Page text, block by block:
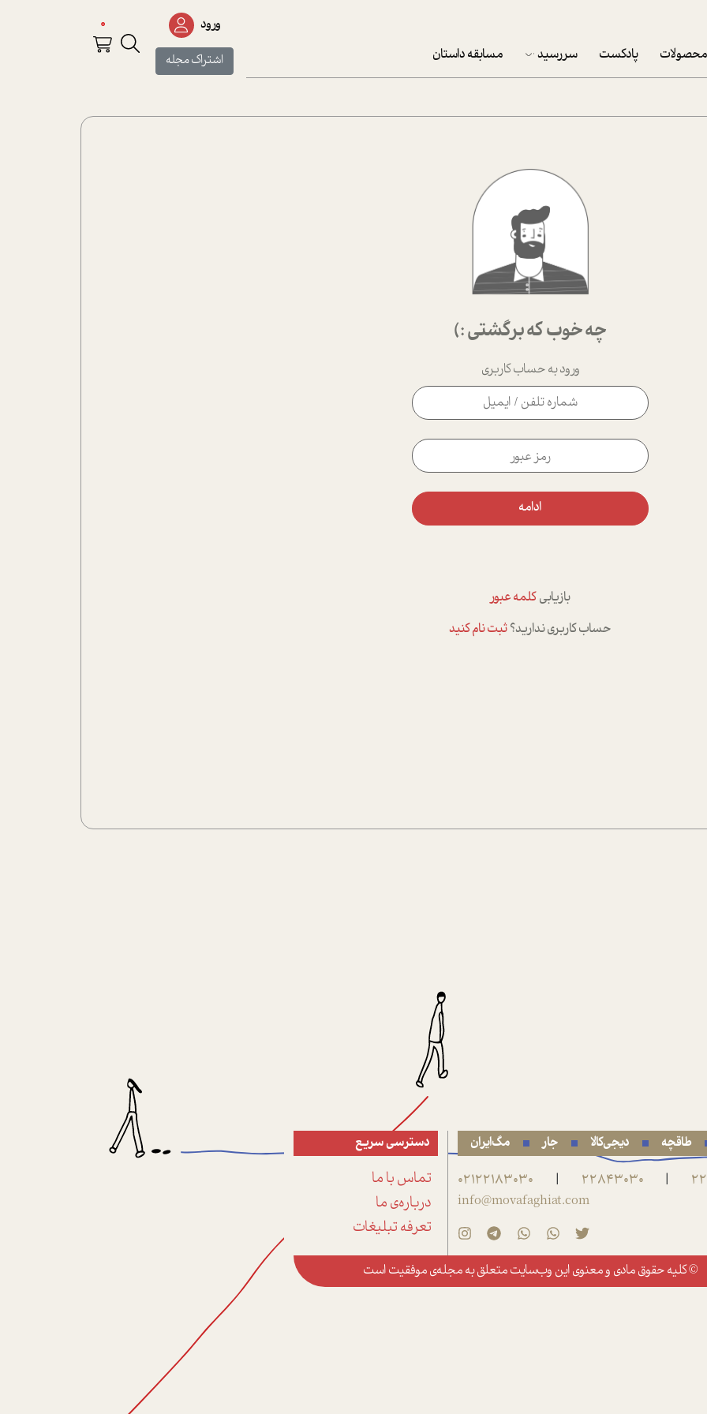
محصولات پادکست سررسید
پکيج نوروزي موفقيت
تقویم رومیزی
تقویم دیواری
مسابقه داستان
ورود
اشتراک مجله
0
چه خوب که برگشتی :)
ورود به حساب کاربری
ادامه
بازیابیکلمه عبور
حساب کاربری ندارید؟ثبت نام کنید
طاقچه دیجی‌کالا جار مگ‌ایران
|
22843030
|
02122183030
info@movafaghiat.com
دسترسی سریع
تماس با ما
درباره‌ی ما
تعرفه تبلیغات
© کلیه حقوق مادی و معنوی این وب‌سایت متعلق بهمجله‌ی موفقیتاست